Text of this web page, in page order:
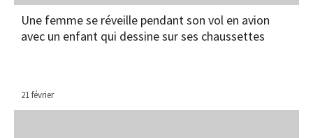
Une femme se réveille pendant son vol en avion
avec un enfant qui dessine sur ses chaussettes
21 février